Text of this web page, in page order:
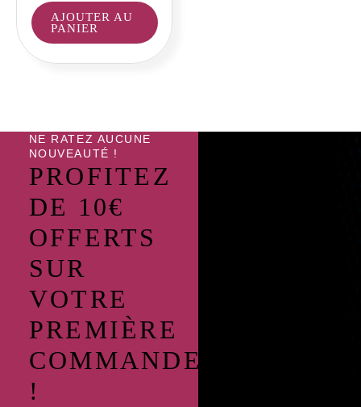
AJOUTER AU
PANIER
NE RATEZ AUCUNE
NOUVEAUTÉ !
PROFITEZ
DE 10€
OFFERTS
SUR
VOTRE
PREMIÈRE
COMMANDE
!